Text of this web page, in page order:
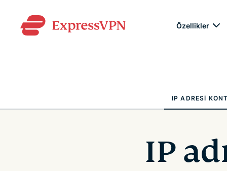
Özellikler
IP ADRESI
IP